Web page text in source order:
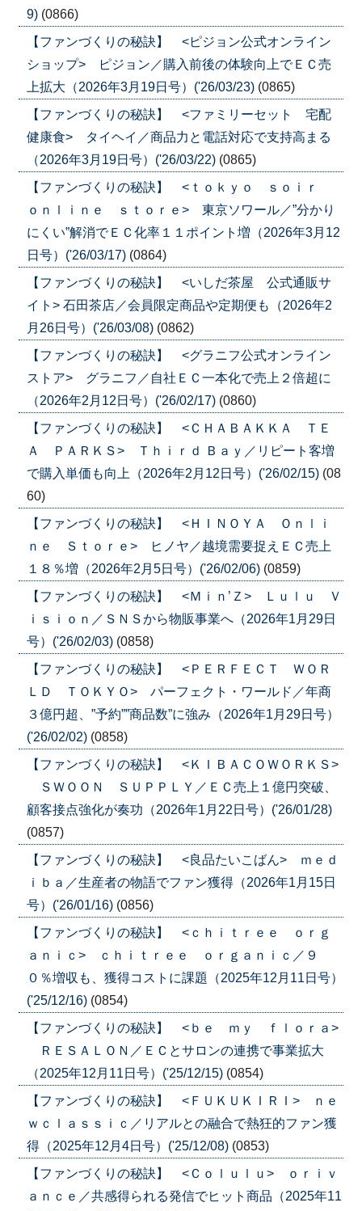
9) (0866)
【ファンづくりの秘訣】 <ピジョン公式オンライン
ショップ> ピジョン／購入前後の体験向上でＥＣ売
上拡大（2026年3月19日号）('26/03/23) (0865)
【ファンづくりの秘訣】 <ファミリーセット 宅配
健康食> タイヘイ／商品力と電話対応で支持高まる
（2026年3月19日号）('26/03/22) (0865)
【ファンづくりの秘訣】 <ｔｏｋｙｏ ｓｏｉｒ
ｏｎｌｉｎｅ ｓｔｏｒｅ> 東京ソワール／”分かり
にくい”解消でＥＣ化率１１ポイント増（2026年3月12
日号）('26/03/17) (0864)
【ファンづくりの秘訣】 <いしだ茶屋 公式通販サ
イト> 石田茶店／会員限定商品や定期便も（2026年2
月26日号）('26/03/08) (0862)
【ファンづくりの秘訣】 <グラニフ公式オンライン
ストア> グラニフ／自社ＥＣ一本化で売上２倍超に
（2026年2月12日号）('26/02/17) (0860)
【ファンづくりの秘訣】 <ＣＨＡＢＡＫＫＡ ＴＥ
Ａ ＰＡＲＫＳ> Ｔｈｉｒｄ Ｂａｙ／リピート客増
で購入単価も向上（2026年2月12日号）('26/02/15) (08
60)
【ファンづくりの秘訣】 <ＨＩＮＯＹＡ Ｏｎｌｉ
ｎｅ Ｓｔｏｒｅ> ヒノヤ／越境需要捉えＥＣ売上
１８％増（2026年2月5日号）('26/02/06) (0859)
【ファンづくりの秘訣】 <Ｍｉｎ’Ｚ> Ｌｕｌｕ Ｖ
ｉｓｉｏｎ／ＳＮＳから物販事業へ（2026年1月29日
号）('26/02/03) (0858)
【ファンづくりの秘訣】 <ＰＥＲＦＥＣＴ ＷＯＲ
ＬＤ ＴＯＫＹＯ> パーフェクト・ワールド／年商
３億円超、”予約””商品数”に強み（2026年1月29日号）
('26/02/02) (0858)
【ファンづくりの秘訣】 <ＫＩＢＡＣＯＷＯＲＫＳ>
ＳＷＯＯＮ ＳＵＰＰＬＹ／ＥＣ売上１億円突破、
顧客接点強化が奏功（2026年1月22日号）('26/01/28)
(0857)
【ファンづくりの秘訣】 <良品たいこばん> ｍｅｄ
ｉｂａ／生産者の物語でファン獲得（2026年1月15日
号）('26/01/16) (0856)
【ファンづくりの秘訣】 <ｃｈｉｔｒｅｅ ｏｒｇ
ａｎｉｃ> ｃｈｉｔｒｅｅ ｏｒｇａｎｉｃ／９
０％増収も、獲得コストに課題（2025年12月11日号）
('25/12/16) (0854)
【ファンづくりの秘訣】 <ｂｅ ｍｙ ｆｌｏｒａ>
ＲＥＳＡＬＯＮ／ＥＣとサロンの連携で事業拡大
（2025年12月11日号）('25/12/15) (0854)
【ファンづくりの秘訣】 <ＦＵＫＵＫＩＲＩ> ｎｅ
ｗｃｌａｓｓｉｃ／リアルとの融合で熱狂的ファン獲
得（2025年12月4日号）('25/12/08) (0853)
【ファンづくりの秘訣】 <Ｃｏｌｕｌｕ> ｏｒｉｖ
ａｎｃｅ／共感得られる発信でヒット商品（2025年11